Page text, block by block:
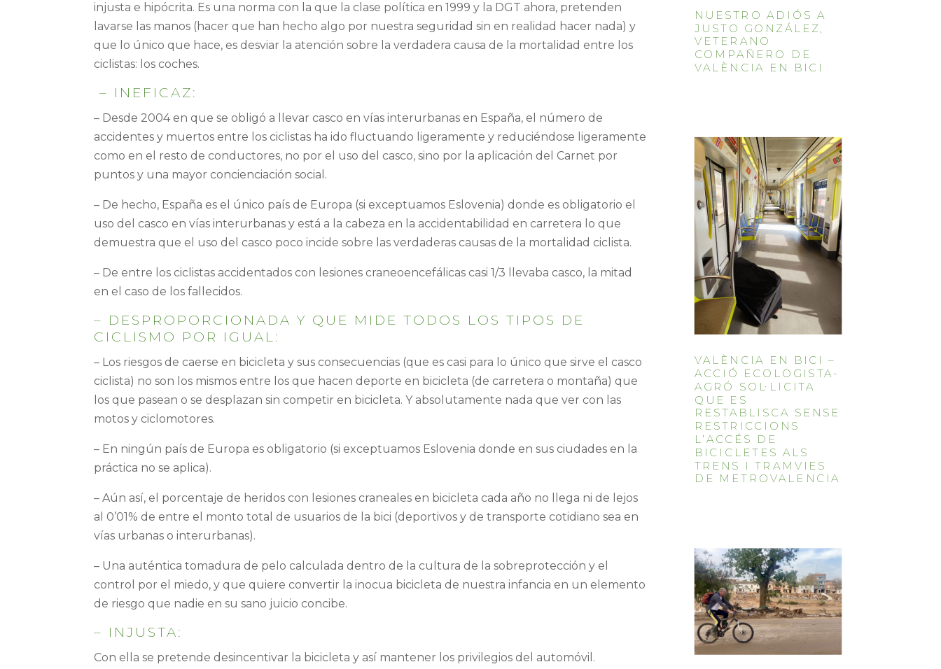
injusta e hipócrita. Es una norma con la que la clase política en 1999 y la DGT ahora, pretenden
lavarse las manos (hacer que han hecho algo por nuestra seguridad sin en realidad hacer nada) y
que lo único que hace, es desviar la atención sobre la verdadera causa de la mortalidad entre los
ciclistas: los coches.
– INEFICAZ:
– Desde 2004 en que se obligó a llevar casco en vías interurbanas en España, el número de
accidentes y muertos entre los ciclistas ha ido fluctuando ligeramente y reduciéndose ligeramente
como en el resto de conductores, no por el uso del casco, sino por la aplicación del Carnet por
puntos y una mayor concienciación social.
– De hecho, España es el único país de Europa (si exceptuamos Eslovenia) donde es obligatorio el
uso del casco en vías interurbanas y está a la cabeza en la accidentabilidad en carretera lo que
demuestra que el uso del casco poco incide sobre las verdaderas causas de la mortalidad ciclista.
– De entre los ciclistas accidentados con lesiones craneoencefálicas casi 1/3 llevaba casco, la mitad
en el caso de los fallecidos.
– DESPROPORCIONADA Y QUE MIDE TODOS LOS TIPOS DE
CICLISMO POR IGUAL:
– Los riesgos de caerse en bicicleta y sus consecuencias (que es casi para lo único que sirve el casco
ciclista) no son los mismos entre los que hacen deporte en bicicleta (de carretera o montaña) que
los que pasean o se desplazan sin competir en bicicleta. Y absolutamente nada que ver con las
motos y ciclomotores.
– En ningún país de Europa es obligatorio (si exceptuamos Eslovenia donde en sus ciudades en la
práctica no se aplica).
– Aún así, el porcentaje de heridos con lesiones craneales en bicicleta cada año no llega ni de lejos
al 0’01% de entre el monto total de usuarios de la bici (deportivos y de transporte cotidiano sea en
vías urbanas o interurbanas).
– Una auténtica tomadura de pelo calculada dentro de la cultura de la sobreprotección y el
control por el miedo, y que quiere convertir la inocua bicicleta de nuestra infancia en un elemento
de riesgo que nadie en su sano juicio concibe.
– INJUSTA:
Con ella se pretende desincentivar la bicicleta y así mantener los privilegios del automóvil.
NUESTRO ADIÓS A
JUSTO GONZÁLEZ,
VETERANO
COMPAÑERO DE
VALÈNCIA EN BICI
VALÈNCIA EN BICI –
ACCIÓ ECOLOGISTA-
AGRÓ SOL·LICITA
QUE ES
RESTABLISCA SENSE
RESTRICCIONS
L’ACCÉS DE
BICICLETES ALS
TRENS I TRAMVIES
DE METROVALENCIA